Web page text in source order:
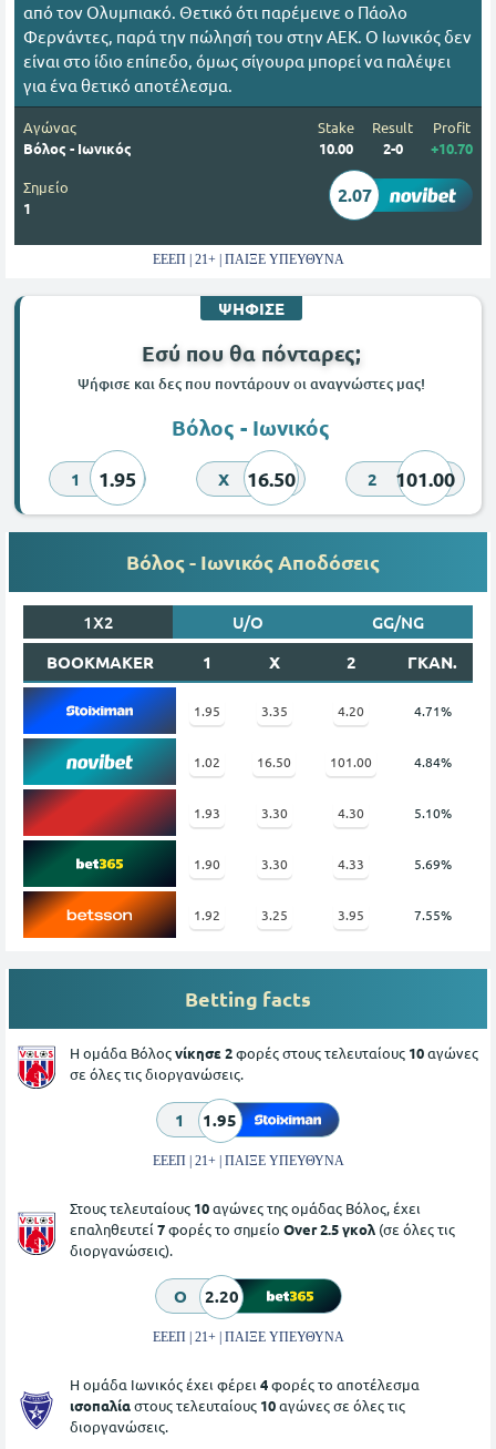
από τον Ολυμπιακό. Θετικό ότι παρέμεινε ο Πάολο
Φερνάντες, παρά την πώλησή του στην ΑΕΚ. Ο Ιωνικός δεν
είναι στο ίδιο επίπεδο, όμως σίγουρα μπορεί να παλέψει
για ένα θετικό αποτέλεσμα.
Αγώνας
Βόλος - Ιωνικός
Stake
10.00
Result
2-0
Profit
+10.70
Σημείο
1
2.07
ΕΕΕΠ | 21+ | ΠΑΙΞΕ ΥΠΕΥΘΥΝΑ
ΨΗΦΙΣΕ
Εσύ που θα πόνταρες;
Ψήφισε και δες που ποντάρουν οι αναγνώστες μας!
Βόλος - Ιωνικός
1 1.95 X 16.50 2 101.00
Βόλος - Ιωνικός Αποδόσεις
1X2 U/O
GG/NG
BOOKMAKER
1 X 2 ΓΚΑΝ.
1.95 3.35 4.20 4.71%
1.02 16.50 101.00 4.84%
1.93 3.30 4.30 5.10%
1.90 3.30 4.33 5.69%
1.92 3.25 3.95 7.55%
Betting facts
Η ομάδα Βόλοςνίκησε 2φορές στους τελευταίους 10αγώνες
σε όλες τις διοργανώσεις.
1 1.95
ΕΕΕΠ | 21+ | ΠΑΙΞΕ ΥΠΕΥΘΥΝΑ
Στους τελευταίους 10αγώνες της ομάδας Βόλος, έχει
επαληθευτεί 7φορές το σημείο Over 2.5 γκολ (σε όλες τις
διοργανώσεις).
O 2.20
ΕΕΕΠ | 21+ | ΠΑΙΞΕ ΥΠΕΥΘΥΝΑ
Η ομάδα Ιωνικός έχει φέρει 4φορές το αποτέλεσμα
ισοπαλίαστους τελευταίους 10αγώνες σε όλες τις
διοργανώσεις.